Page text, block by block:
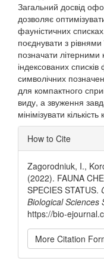
Загальний досвід
дозволяє
фауністичних
поєднувати з
позначати
індексованих
символічних
для компактного
виду, а звуження
мінімізувати
Article
Details
How to Cite
Zagorodniuk, I.,
(2022). FAUNA
SPECIES STATUS.
Biological Sciences
https://bio-
More Citation